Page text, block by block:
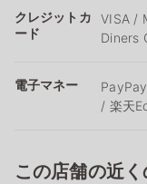
クレジットカ
ード
VISA /
Diners
電子マネー
/ 楽天
この店舗の近